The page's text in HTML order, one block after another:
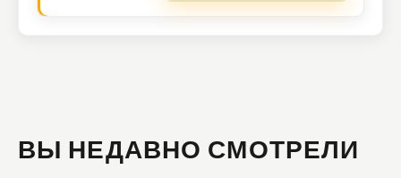
ВЫ НЕДАВНО СМОТРЕЛИ